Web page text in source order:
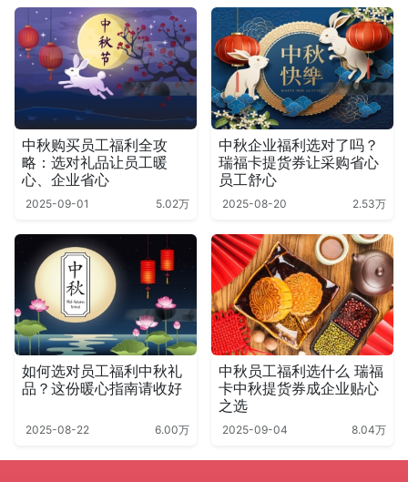
中秋购买员工福利全攻
略：选对礼品让员工暖
心、企业省心
2025-09-01 5.02万
中秋企业福利选对了吗？
瑞福卡提货券让采购省心
员工舒心
2025-08-20 2.53万
如何选对员工福利中秋礼
品？这份暖心指南请收好
2025-08-22 6.00万
中秋员工福利选什么 瑞福
卡中秋提货券成企业贴心
之选
2025-09-04 8.04万